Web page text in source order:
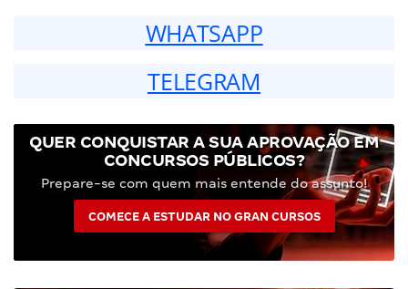
WHATSAPP
TELEGRAM
QUER CONQUISTAR A SUA APROVAÇÃO EM
CONCURSOS PÚBLICOS?
Prepare-se com quem mais entende do assunto!
COMECE A ESTUDAR NO GRAN CURSOS